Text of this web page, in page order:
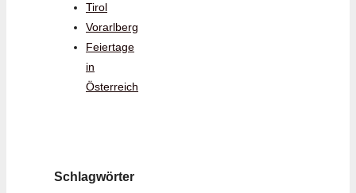
Tirol
Vorarlberg
Feiertage
in
Österreich
Schlagwörter